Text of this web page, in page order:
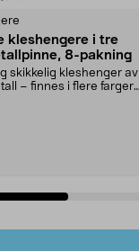
kleshengere i tre
8-pakning
skikkelig kleshenger av
– finnes i flere farger.